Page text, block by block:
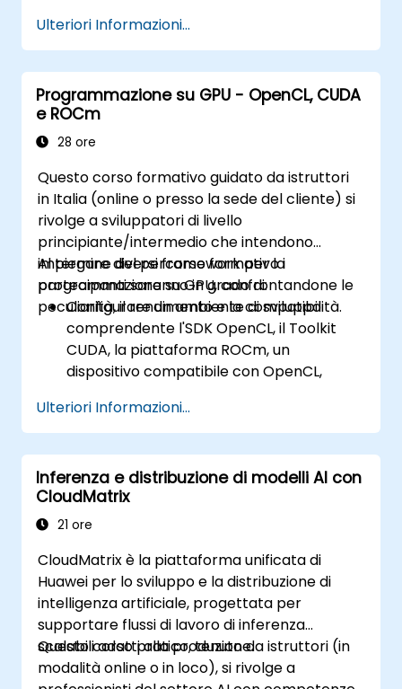
Ulteriori Informazioni...
Programmazione su GPU - OpenCL, CUDA
e ROCm
28 ore
Questo corso formativo guidato da istruttori
in Italia (online o presso la sede del cliente) si
rivolge a sviluppatori di livello
principiante/intermedio che intendono
impiegare diversi framework per la
programmazione su GPU, confrontandone le
peculiarità, il rendimento e la compatibilità.
Al termine del percorso formativo i
partecipanti saranno in grado di:
Configurare un ambiente di sviluppo
comprendente l'SDK OpenCL, il Toolkit
CUDA, la piattaforma ROCm, un
dispositivo compatibile con OpenCL,
Creare un programma di base per GPU in
grado di eseguire l'addizione vettoriale
mediante OpenCL, CUDA e ROCm;
successivamente potranno confrontarne
la sintassi, la struttura e il funzionamento.
Utilizzare le rispettive API per interrogare
deallocare memoria, trasferire dati tra
host e dispositivo, avviare i kernel e
sincronizzare i thread.
Scrivere in modo corretto i kernel da
eseguire sul dispositivo usando i rispettivi
linguaggi di programmazione.
Ulteriori Informazioni...
Inferenza e distribuzione di modelli AI con
CloudMatrix
21 ore
CloudMatrix è la piattaforma unificata di
Huawei per lo sviluppo e la distribuzione di
intelligenza artificiale, progettata per
supportare flussi di lavoro di inferenza
scalabili adatti alla produzione.
Questo corso pratico, tenuto da istruttori (in
modalità online o in loco), si rivolge a